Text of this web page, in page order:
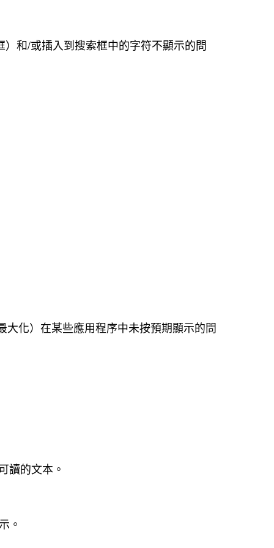
和/或插入到搜索框中的字符不顯示的問
化）在某些應用程序中未按預期顯示的問
讀的文本。
。